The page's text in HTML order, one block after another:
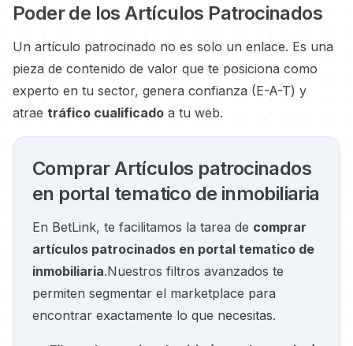
Poder de los Artículos Patrocinados
Un artículo patrocinado no es solo un enlace. Es una
pieza de contenido de valor que te posiciona como
experto en tu sector, genera confianza (E-A-T) y
atrae tráfico cualificado a tu web.
Comprar Artículos patrocinados
en portal tematico de inmobiliaria
En BetLink, te facilitamos la tarea de comprar
artículos patrocinados en portal tematico de
inmobiliaria.Nuestros filtros avanzados te
permiten segmentar el marketplace para
encontrar exactamente lo que necesitas.